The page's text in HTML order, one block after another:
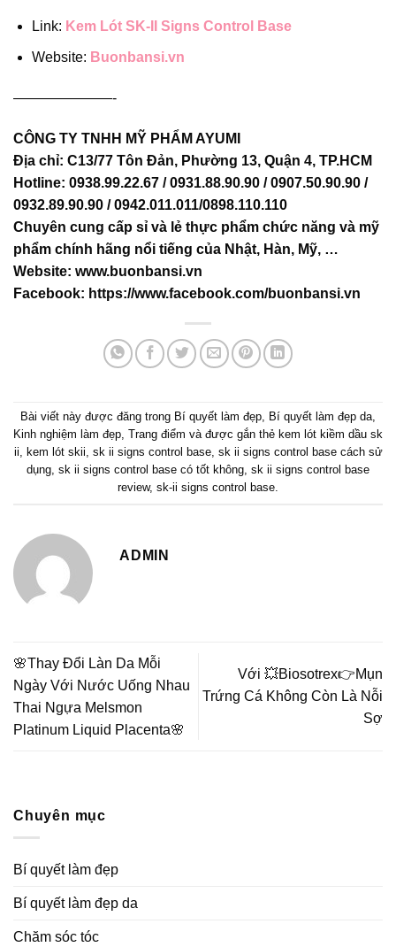
Link: Kem Lót SK-II Signs Control Base
Website: Buonbansi.vn
———————-
CÔNG TY TNHH MỸ PHẨM AYUMI
Địa chỉ: C13/77 Tôn Đản, Phường 13, Quận 4, TP.HCM
Hotline: 0938.99.22.67 / 0931.88.90.90 / 0907.50.90.90 /
0932.89.90.90 / 0942.011.011/0898.110.110
Chuyên cung cấp sỉ và lẻ thực phẩm chức năng và mỹ
phẩm chính hãng nổi tiếng của Nhật, Hàn, Mỹ, …
Website: www.buonbansi.vn
Facebook: https://www.facebook.com/buonbansi.vn
Bài viết này được đăng trong Bí quyết làm đẹp, Bí quyết làm đẹp da,
Kinh nghiệm làm đẹp, Trang điểm và được gắn thẻ kem lót kiềm dầu sk
ii, kem lót skii, sk ii signs control base, sk ii signs control base cách sử
dụng, sk ii signs control base có tốt không, sk ii signs control base
review, sk-ii signs control base.
ADMIN
🌸Thay Đổi Làn Da Mỗi
Ngày Với Nước Uống Nhau
Thai Ngựa Melsmon
Platinum Liquid Placenta🌸
Với 💥Biosotrex👉Mụn
Trứng Cá Không Còn Là Nỗi
Sợ
Chuyên mục
Bí quyết làm đẹp
Bí quyết làm đẹp da
Chăm sóc tóc